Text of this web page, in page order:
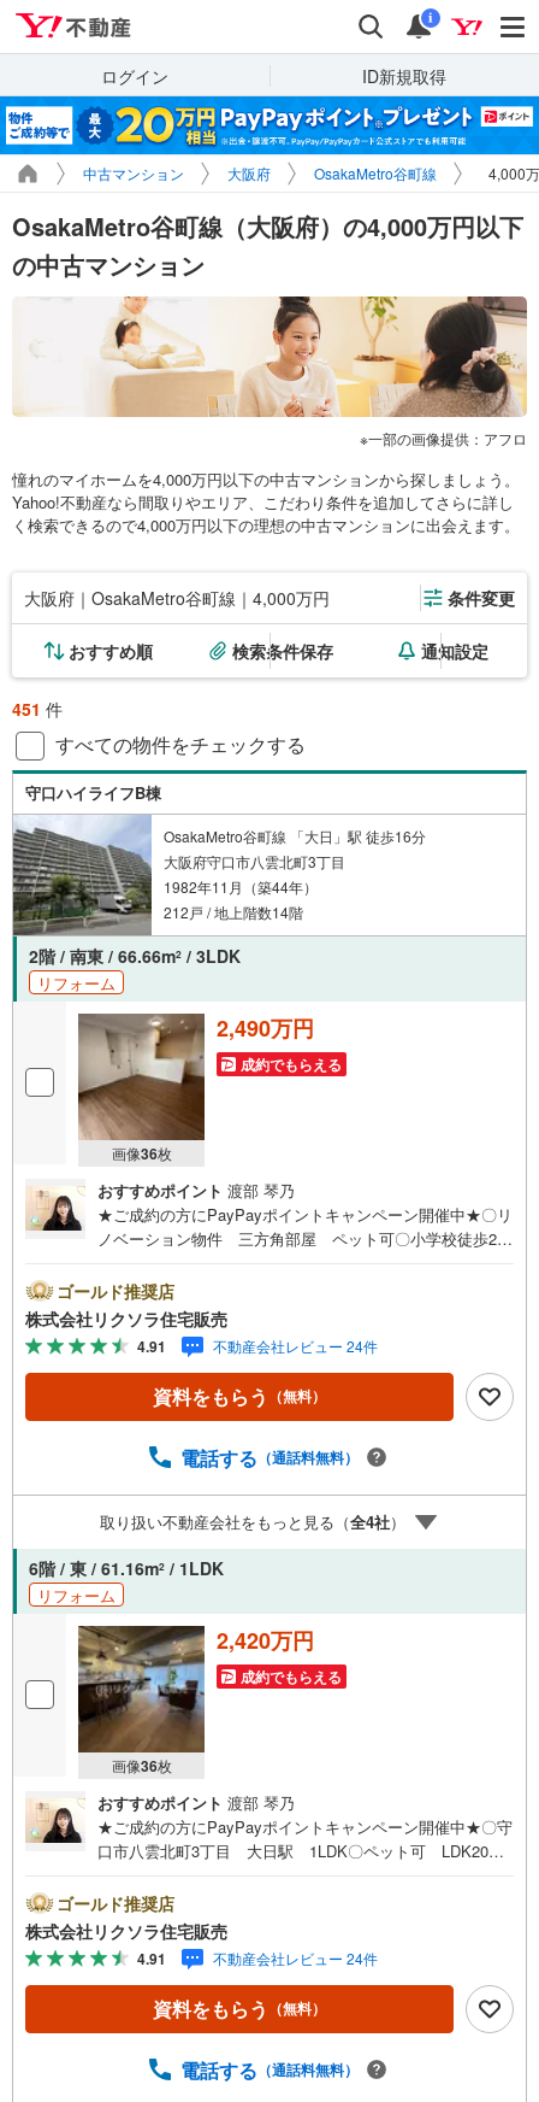
検索 通知
i
ログイン ID新規取得
中古マンション 大阪府 OsakaMetro谷町線 4,000
OsakaMetro谷町線（大阪府）の4,000万円以下
の中古マンション
一部の画像提供：アフロ
憧れのマイホームを4,000万円以下の中古マンションから探しましょう。
Yahoo!不動産なら間取りやエリア、こだわり条件を追加してさらに詳し
く検索できるので4,000万円以下の理想の中古マンションに出会えます。
大阪府｜OsakaMetro谷町線｜4,000万円 条件変更
おすすめ順 検索条件保存 通知設定
451 件
すべての物件をチェックする
守口ハイライフB棟
OsakaMetro谷町線 「大日」駅 徒歩16分
大阪府守口市八雲北町3丁目
1982年11月（築44年）
212戸 / 地上階数14階
2階 / 南東 / 66.66m2 / 3LDK
リフォーム
画像36枚
2,490万円
成約でもらえる
おすすめポイント 渡部 琴乃
★ご成約の方にPayPayポイントキャンペーン開催中★〇リ
ノベーション物件 三方角部屋 ペット可〇小学校徒歩2
キッチン 収納豊富■営業時間 9:30～20:00 ■即日案内可
能！※当日・翌日のご案内はお電話でのお問合せがスムーズ
■定休日 毎週水曜日◇弊社ホームページよりLINEでのお
問合せも好評！◇不動産情報サイト未掲載物件、弊社ホー
ムページに多数掲載！◇学校区物件検索も充実！ご希望の
学校区での物件探しに便利！「リクソラ住宅販売」で検
他サイトの掲載物件もまとめてご案内可能リフォームやリ
料相談会 随時開催中】〇お客様の条件にベストな住宅ロ
ーン商品のご提案〇住宅ローンの金利や優遇率、審査基準
などを詳しくご説明〇住宅ローンとリフォームローンの一
体型商品もご提案〇仕事や収入・現在過去の借入による住
宅ローンへの問題解決是非ともお問合せ下さい
ゴールド推奨店
株式会社リクソラ住宅販売
4.91 不動産会社レビュー 24件
資料をもらう （無料）
電話する （通話料無料）
取り扱い不動産会社をもっと見る（全4社）
6階 / 東 / 61.16m2 / 1LDK
リフォーム
画像36枚
2,420万円
成約でもらえる
おすすめポイント 渡部 琴乃
★ご成約の方にPayPayポイントキャンペーン開催中★〇守
口市八雲北町3丁目 大日駅 1LDK〇ペット可 LDK20帖
～20:00 ■即日案内可能！※当日・翌日のご案内はお電話
でのお問合せがスムーズ■定休日 毎週水曜日◇弊社ホーム
ページよりLINEでのお問合せも好評！◇不動産情報サイト
未掲載物件、弊社ホームページに多数掲載！◇学校区物件
検索も充実！ご希望の学校区での物件探しに便利！「リク
ソラ住宅販売」で検索！是非ご覧ください他の気になる物
可能リフォームやリノベーションの事もあわせてご相談下
ゴールド推奨店
株式会社リクソラ住宅販売
4.91 不動産会社レビュー 24件
資料をもらう （無料）
電話する （通話料無料）